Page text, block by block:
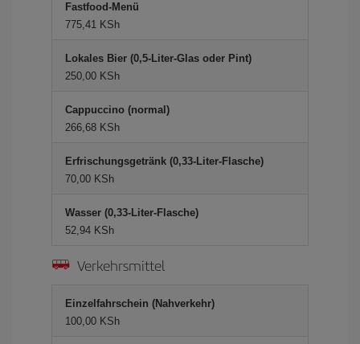
Fastfood-Menü
775,41 KSh
Lokales Bier (0,5-Liter-Glas oder Pint)
250,00 KSh
Cappuccino (normal)
266,68 KSh
Erfrischungsgetränk (0,33-Liter-Flasche)
70,00 KSh
Wasser (0,33-Liter-Flasche)
52,94 KSh
Verkehrsmittel
Einzelfahrschein (Nahverkehr)
100,00 KSh